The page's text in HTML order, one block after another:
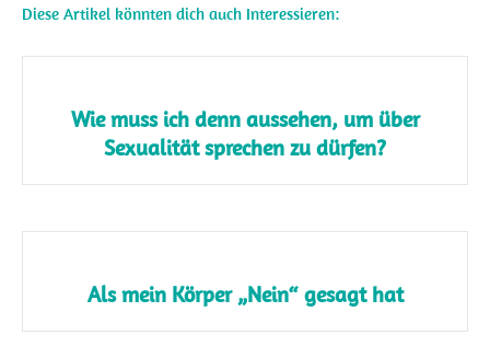
Diese Artikel könnten dich auch Interessieren:
Wie muss ich denn aussehen, um über
Sexualität sprechen zu dürfen?
Als mein Körper „Nein“ gesagt hat